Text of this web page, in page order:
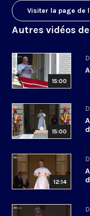
Visiter la page de
Autres vidéos
15:00
15:00
12:14